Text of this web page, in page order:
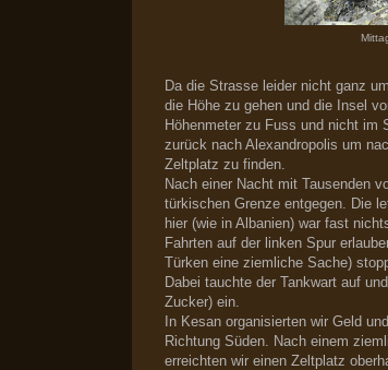
Da die Strasse leider nicht ganz
die Höhe zu gehen und die Insel
Höhenmeter zu Fuss und nicht im
zurück nach Alexandropolis um
Zeltplatz zu finden.
Nach einer Nacht mit Tausenden
türkischen Grenze entgegen. Die
hier (wie in Albanien) war fast
Fahrten auf der linken Spur
Türken eine ziemliche Sache)
Dabei tauchte der Tankwart auf
Zucker) ein.
In Kesan organisierten wir Geld
Richtung Süden. Nach einem
erreichten wir einen Zeltplatz